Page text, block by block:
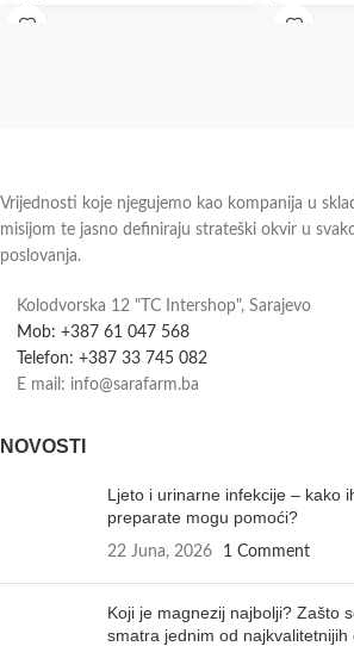
nigrae
Vrijednosti koje njegujemo kao kompanija u
misijom te jasno definiraju strateški okvir u
poslovanja.
Kolodvorska 12 "TC Intershop", Sarajevo
Mob: +387 61 047 568
Telefon: +387 33 745 082
E mail: info@sarafarm.ba
NOVOSTI
Ljeto i urinarne infekcije – kako
preparate mogu pomoći?
22 Juna, 2026 1 Comment
Koji je magnezij najbolji? Zašto
smatra jednim od najkvalitetnijih